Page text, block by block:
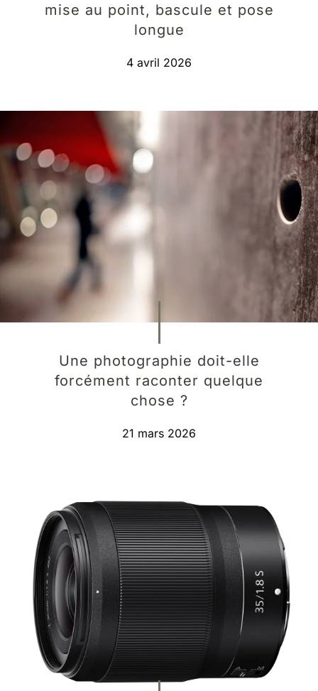
mise au point, bascule et pose
longue
4 avril 2026
Une photographie doit-elle
forcément raconter quelque
chose ?
21 mars 2026